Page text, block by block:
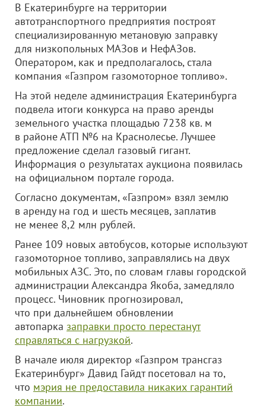
В Екатеринбурге на территории
автотранспортного предприятия построят
специализированную метановую заправку
для низкопольных МАЗов и НефАЗов.
Оператором, как и предполагалось, стала
компания «Газпром газомоторное топливо».
На этой неделе администрация Екатеринбурга
подвела итоги конкурса на право аренды
земельного участка площадью 7238 кв. м
в районе АТП №6 на Краснолесье. Лучшее
предложение сделал газовый гигант.
Информация о результатах аукциона появилась
на официальном портале города.
Согласно документам, «Газпром» взял землю
в аренду на год и шесть месяцев, заплатив
не менее 8,2 млн рублей.
Ранее 109 новых автобусов, которые используют
газомоторное топливо, заправлялись на двух
мобильных АЗС. Это, по словам главы городской
администрации Александра Якоба, замедляло
процесс. Чиновник прогнозировал,
что при дальнейшем обновлении
автопарка заправки просто перестанут
справляться с нагрузкой.
В начале июля директор «Газпром трансгаз
Екатеринбург» Давид Гайдт посетовал на то,
что мэрия не предоставила никаких гарантий
компании.